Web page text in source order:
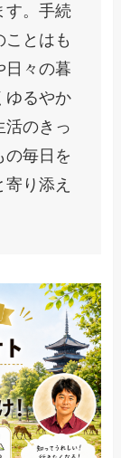
す。手続
ことはも
日々の暮
ゆるやか
活のきっ
の毎日を
り添え